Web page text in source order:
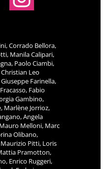
Corrado Bellora,
Manila Calipari,
Paolo Ciambi,
Leo
Farinella,
Fabio
Gambino,
Marlène Jorrioz,
Angela
Melloni, Marc
Olibano,
Pitti, Loris
Pramotton,
Enrico Ruggeri,